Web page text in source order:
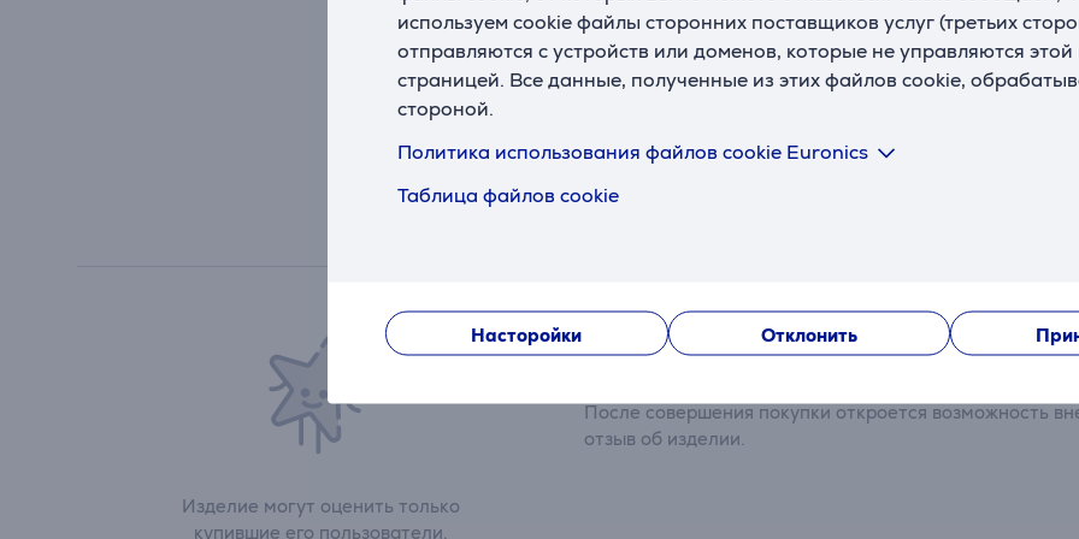
используем cookie файлы сторонних поставщиков услуг (третьих
отправляются с устройств или доменов, которые не управляются
страницей. Все данные, полученные из этих файлов cookie,
стороной.
Политика использования файлов cookie Euronics
Таблица файлов cookie
Насторойки Отклонить
Внутренняя глубина
Вес
11,4 кг
Изделие могут оценить только
купившие его пользователи.
После совершения покупки откроется возможность
отзыв об изделии.